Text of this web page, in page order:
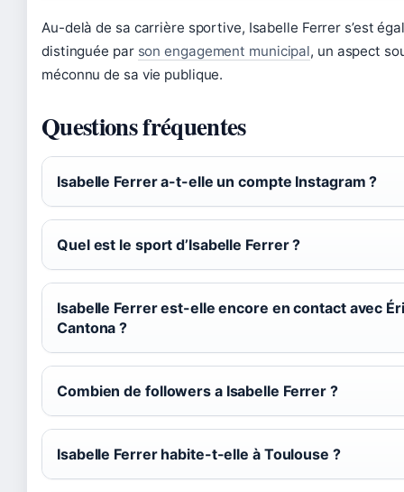
Au-delà de sa carrière sportive, Isabelle Ferrer s’est
distinguée par son engagement municipal, un aspect
méconnu de sa vie publique.
Questions fréquentes
Isabelle Ferrer a-t-elle un compte Instagram ?
Quel est le sport d’Isabelle Ferrer ?
Isabelle Ferrer est-elle encore en contact avec
Cantona ?
Combien de followers a Isabelle Ferrer ?
Isabelle Ferrer habite-t-elle à Toulouse ?